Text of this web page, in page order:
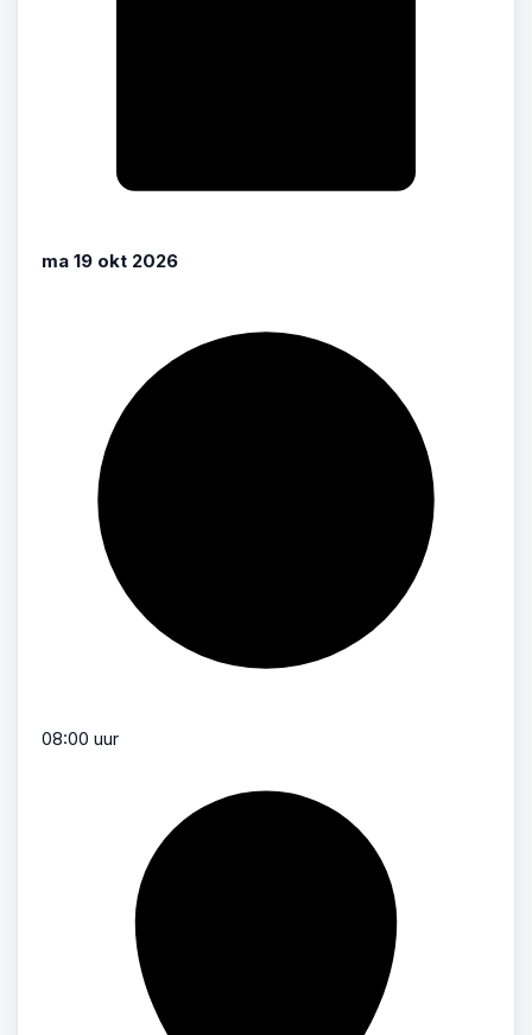
ma 19 okt 2026
08:00 uur